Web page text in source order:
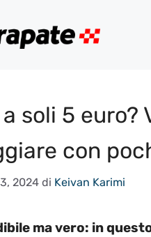
a soli 5
con
2024 di Keivan Karimi
ma vero: in